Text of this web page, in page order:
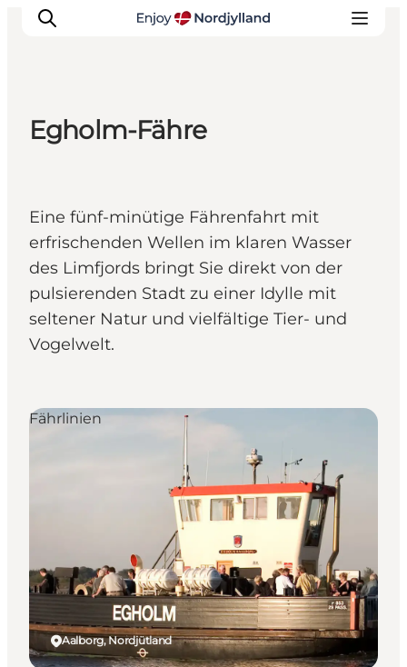
Destinationen
Guides
Veranstaltungen
Für Kinder
Egholm-Fähre
Eine fünf-minütige Fährenfahrt mit
erfrischenden Wellen im klaren Wasser
des Limfjords bringt Sie direkt von der
pulsierenden Stadt zu einer Idylle mit
seltener Natur und vielfältige Tier- und
Vogelwelt.
Aalborg, Nordjütland
Fährlinien